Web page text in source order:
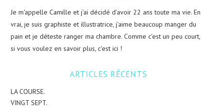
Je m'appelle Camille et j'ai décidé d'avoir 22 ans toute ma vie. En
vrai, je suis graphiste et illustratrice, j'aime beaucoup manger du
pain et je déteste ranger ma chambre. Comme c'est un peu court,
si vous voulez en savoir plus, c'est ici !
ARTICLES RÉCENTS
LA COURSE.
VINGT SEPT.